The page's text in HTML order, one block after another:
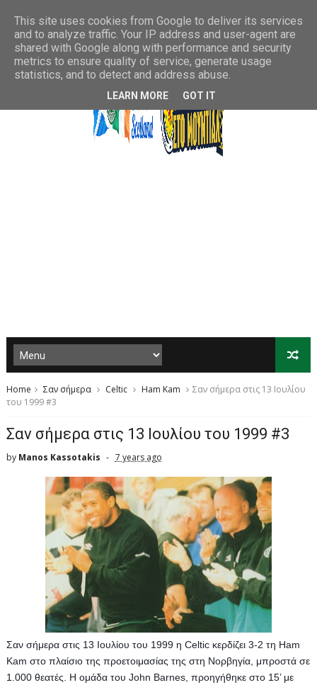
Home Σαν σήμερα Celtic Ham Kam
Σαν σήμερα στις 13 Ιουλίου
του 1999 #3
Σαν σήμερα στις 13 Ιουλίου του 1999 #3
by Manos Kassotakis 7 years ago
Σαν σήμερα στις 13 Ιουλίου του 1999 η Celtic κερδίζει 3-2 τη Ham
Kam στο πλαίσιο της προετοιμασίας της στη Νορβηγία, μπροστά σε
1.000 θεατές. Η ομάδα του John Barnes, προηγήθηκε στο 15’ με
This site uses cookies from Google to deliver its services
and to analyze traffic. Your IP address and user-agent are
shared with Google along with performance and security
metrics to ensure quality of service, generate usage
statistics, and to detect and address abuse.
LEARN MORE GOT IT